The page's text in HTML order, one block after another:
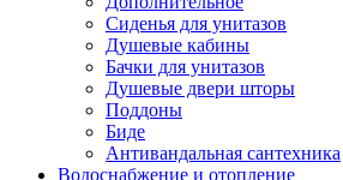
Сиденья для унитазов
Душевые кабины
Бачки для унитазов
Душевые двери шторы
Поддоны
Биде
Антивандальная сантехника
Водоснабжение и отопление